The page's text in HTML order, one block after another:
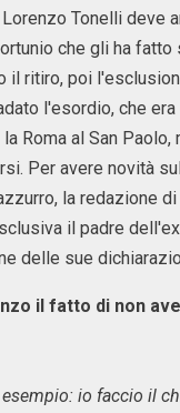
Tonelli deve
che gli ha fatto
il ritiro, poi
l'esordio, che
Roma al San Paolo,
Per avere novità
la redazione
il padre
delle sue
il fatto di non
io faccio il